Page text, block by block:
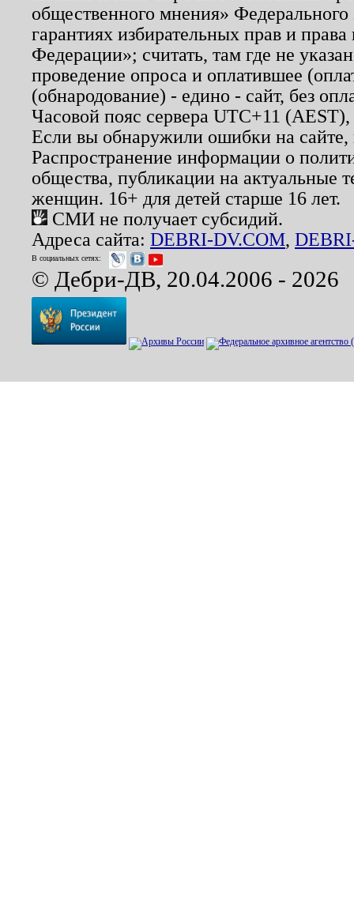
общественного мнения»
гарантиях избирательных прав и
Федерации»; считать, там где не
проведение опроса и оплатившее
(обнародование) - едино - сайт, без
Часовой пояс сервера UTC+11
Если вы обнаружили ошибки на
Распространение информации о
общества, публикации на актуальные
женщин. 16+ для детей старше 16 лет.
СМИ не получает субсидий.
Адреса сайта: DEBRI-DV.COM,
В социальных сетях:
© Дебри-ДВ, 20.04.2006 - 2026